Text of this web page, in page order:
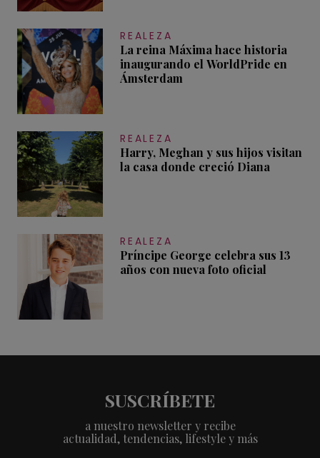
REALEZA
La reina Máxima hace historia
inaugurando el WorldPride en
Ámsterdam
REALEZA
Harry, Meghan y sus hijos visitan
la casa donde creció Diana
REALEZA
Príncipe George celebra sus 13
años con nueva foto oficial
SUSCRÍBETE
a nuestro newsletter y recibe
actualidad, tendencias, lifestyle y más